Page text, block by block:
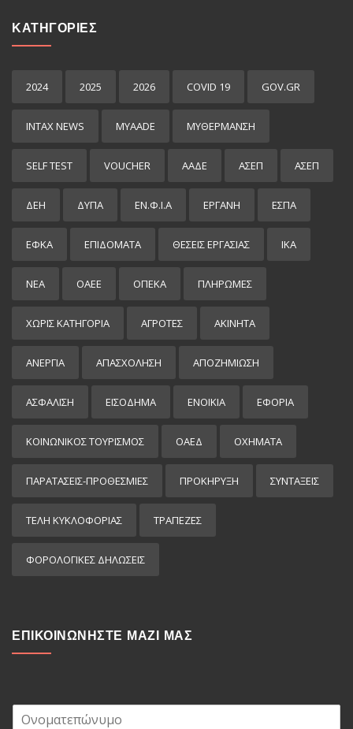
ΚΑΤΗΓΟΡΙΕΣ
2024 2025 2026 COVID 19 GOV.GR
INTAX NEWS MYAADE MYΘΈΡΜΑΝΣΗ
SELF TEST VOUCHER ΑΑΔΕ ΑΣΕΠ ΑΣΕΠ
ΔΕΗ ΔΥΠΑ ΕΝ.Φ.Ι.Α ΕΡΓΑΝΗ ΕΣΠΑ
ΕΦΚΑ ΕΠΙΔΌΜΑΤΑ ΘΕΣΕΙΣ ΕΡΓΑΣΙΑΣ ΙΚΑ
ΝΕΑ ΟΑΕΕ ΟΠΕΚΑ ΠΛΗΡΩΜΕΣ
ΧΩΡΊΣ ΚΑΤΗΓΟΡΊΑ ΑΓΡΟΤΕΣ ΑΚΙΝΗΤΑ
ΑΝΕΡΓΙΑ ΑΠΑΣΧΟΛΗΣΗ ΑΠΟΖΗΜΙΩΣΗ
ΑΣΦΑΛΙΣΗ ΕΙΣΌΔΗΜΑ ΕΝΟΙΚΙΑ ΕΦΟΡΙΑ
ΚΟΙΝΩΝΙΚΟΣ ΤΟΥΡΙΣΜΟΣ ΟΑΕΔ ΟΧΗΜΑΤΑ
ΠΑΡΑΤΑΣΕΙΣ-ΠΡΟΘΕΣΜΙΕΣ ΠΡΟΚΉΡΥΞΗ ΣΥΝΤΑΞΕΙΣ
ΤΕΛΗ ΚΥΚΛΟΦΟΡΙΑΣ ΤΡΑΠΕΖΕΣ
ΦΟΡΟΛΟΓΙΚΕΣ ΔΗΛΩΣΕΙΣ
ΕΠΙΚΟΙΝΩΝΗΣΤΕ ΜΑΖΙ ΜΑΣ
Ο